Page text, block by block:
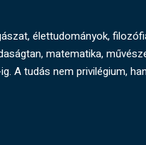
élettudományok,
matematika,
A tudás nem privilégium,